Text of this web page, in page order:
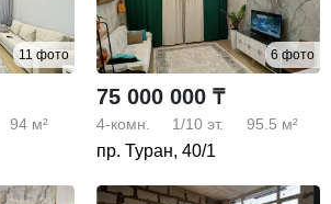
11 фото
94 м²
6 фото
75 000 000 ₸
4-комн. 1/10 эт. 95.5 м²
пр. Туран, 40/1